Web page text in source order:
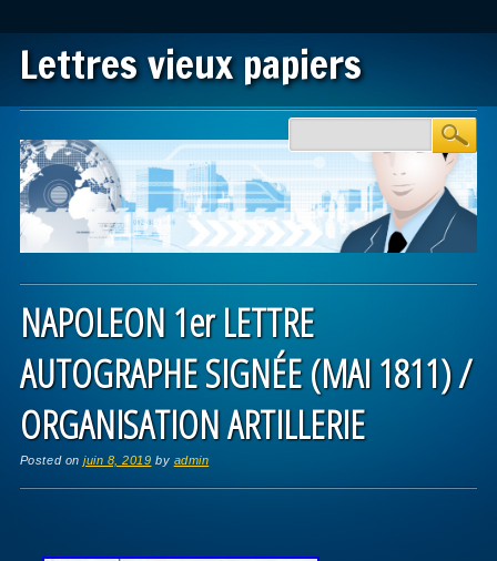
Lettres vieux papiers
Main menu
NAPOLEON 1er LETTRE
AUTOGRAPHE SIGNÉE (MAI 1811) /
ORGANISATION ARTILLERIE
Posted onjuin 8, 2019 by admin